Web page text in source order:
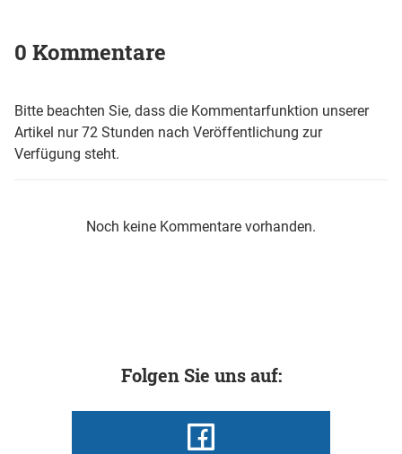
0 Kommentare
Bitte beachten Sie, dass die Kommentarfunktion unserer
Artikel nur 72 Stunden nach Veröffentlichung zur
Verfügung steht.
Noch keine Kommentare vorhanden.
Folgen Sie uns auf: